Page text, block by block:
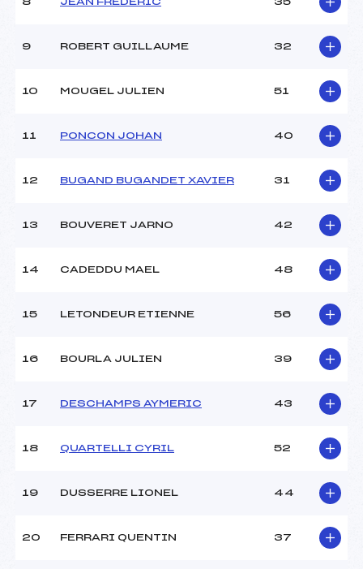
8 JEAN FREDERIC 35
9 ROBERT GUILLAUME 32
10 MOUGEL JULIEN 51
11 PONCON JOHAN 40
12 BUGAND BUGANDET XAVIER 31
13 BOUVERET JARNO 42
14 CADEDDU MAEL 48
15 LETONDEUR ETIENNE 56
16 BOURLA JULIEN 39
17 DESCHAMPS AYMERIC 43
18 QUARTELLI CYRIL 52
19 DUSSERRE LIONEL 44
20 FERRARI QUENTIN 37